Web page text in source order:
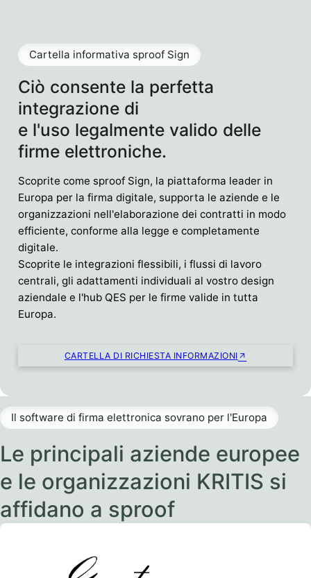
Ciò consente la perfetta
integrazione di
e l'uso legalmente valido delle
firme elettroniche.
Scoprite come sproof Sign, la piattaforma leader in
Europa per la firma digitale, supporta le aziende e le
organizzazioni nell'elaborazione dei contratti in modo
efficiente, conforme alla legge e completamente
digitale.
Scoprite le integrazioni flessibili, i flussi di lavoro
centrali, gli adattamenti individuali al vostro design
aziendale e l'hub QES per le firme valide in tutta
Europa.
Cartella informativa sproof Sign
CARTELLA DI RICHIESTA INFORMAZIONI
Le principali aziende europee
e le organizzazioni KRITIS si
affidano a sproof
Il software di firma elettronica sovrano per l'Europa